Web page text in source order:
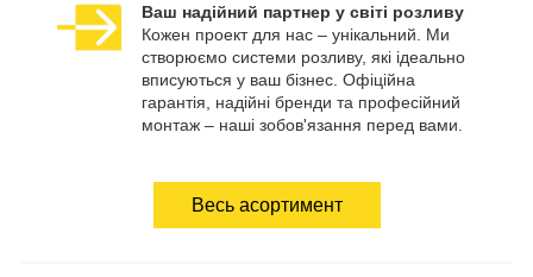
Ваш надійний партнер у світі розливу
Кожен проект для нас – унікальний. Ми
створюємо системи розливу, які ідеально
вписуються у ваш бізнес. Офіційна
гарантія, надійні бренди та професійний
монтаж – наші зобов'язання перед вами.
Весь асортимент